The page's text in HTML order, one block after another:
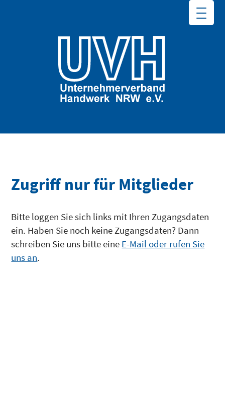
Zugriff nur für Mitglieder
Bitte loggen Sie sich links mit Ihren Zugangsdaten
ein. Haben Sie noch keine Zugangsdaten? Dann
schreiben Sie uns bitte eine E-Mail oder rufen Sie
uns an.